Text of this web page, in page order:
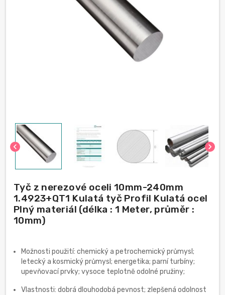
chevron_left chevron_right
Tyč z nerezové oceli 10mm-240mm
1.4923+QT1 Kulatá tyč Profil Kulatá ocel
Plný materiál (délka : 1 Meter, průměr :
10mm)
Možnosti použití: chemický a petrochemický průmysl;
letecký a kosmický průmysl; energetika; parní turbíny;
upevňovací prvky; vysoce teplotně odolné pružiny;
Vlastnosti: dobrá dlouhodobá pevnost; zlepšená odolnost